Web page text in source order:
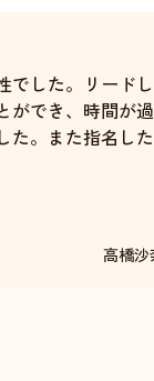
でした。リード
ができ、時間が
た。また指名し
高橋沙